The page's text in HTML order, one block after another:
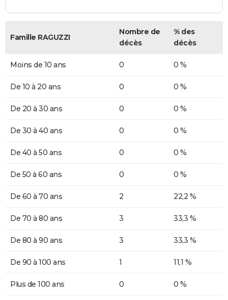
Famille RAGUZZI
Nombre de
décès
% des
décès
Moins de 10 ans 0 0 %
De 10 à 20 ans 0 0 %
De 20 à 30 ans 0 0 %
De 30 à 40 ans 0 0 %
De 40 à 50 ans 0 0 %
De 50 à 60 ans 0 0 %
De 60 à 70 ans 2 22,2 %
De 70 à 80 ans 3 33,3 %
De 80 à 90 ans 3 33,3 %
De 90 à 100 ans 1 11,1 %
Plus de 100 ans 0 0 %